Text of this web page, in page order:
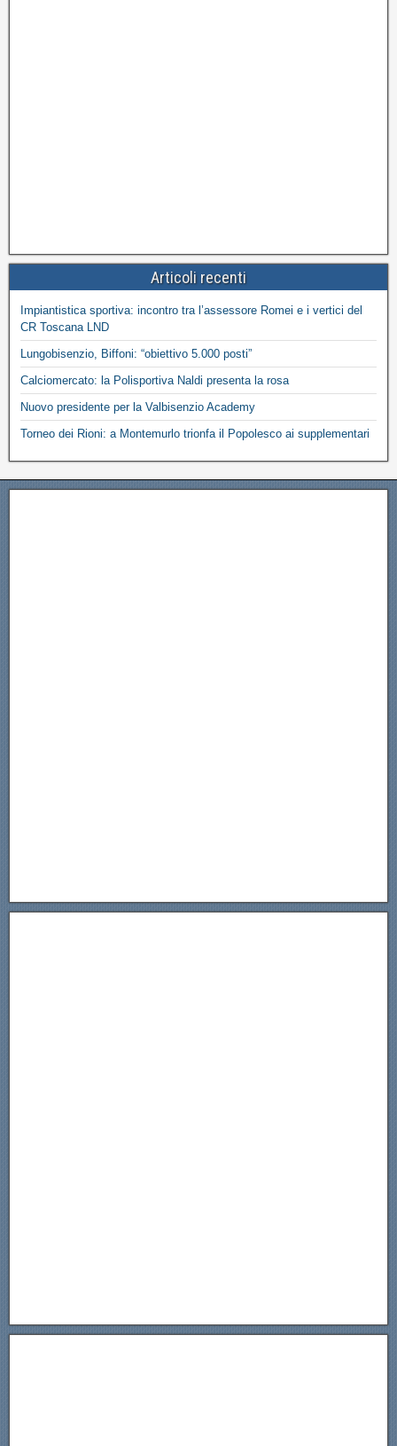
Articoli recenti
Impiantistica sportiva: incontro tra l’assessore Romei e i vertici del
CR Toscana LND
Lungobisenzio, Biffoni: “obiettivo 5.000 posti”
Calciomercato: la Polisportiva Naldi presenta la rosa
Nuovo presidente per la Valbisenzio Academy
Torneo dei Rioni: a Montemurlo trionfa il Popolesco ai supplementari